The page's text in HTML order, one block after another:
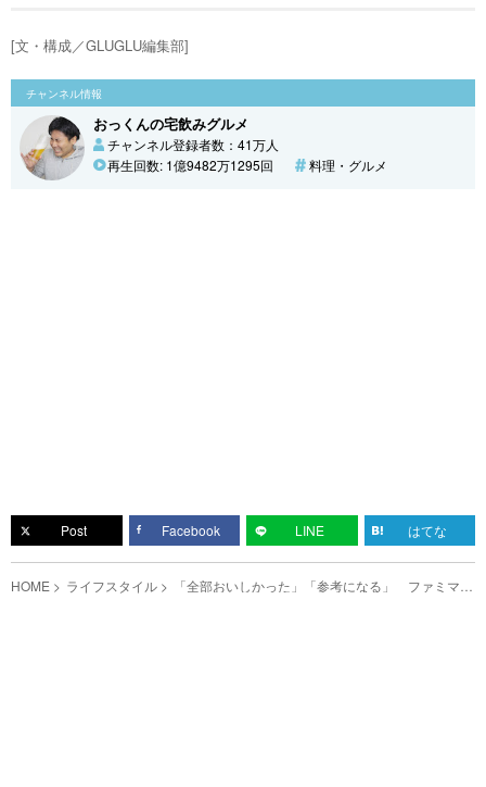
[文・構成／GLUGLU編集部]
チャンネル情報
おっくんの宅飲みグルメ
チャンネル登録者数：41万人
再生回数: 1億9482万1295回
料理・グルメ
Post Facebook LINE はてな
HOME ライフスタイル 「全部おいしかった」「参考になる」 ファミマで
買える『酒に合うおつまみ』が、こちら